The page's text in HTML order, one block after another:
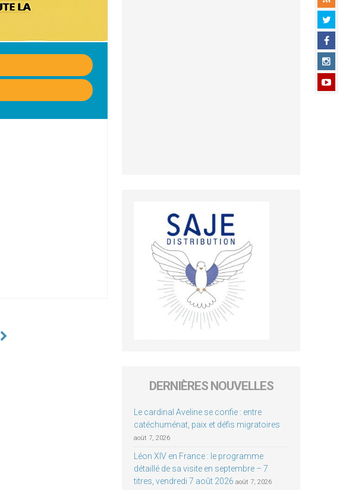
DERNIÈRES NOUVELLES
Le cardinal Aveline se confie : entre
catéchuménat, paix et défis migratoires
août 7, 2026
Léon XIV en France : le programme
détaillé de sa visite en septembre – 7
titres, vendredi 7 août 2026 août 7, 2026